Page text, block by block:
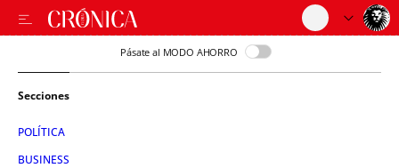
Pásate al MODO AHORRO
Secciones
POLÍTICA
BUSINESS